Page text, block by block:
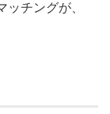
チングが、